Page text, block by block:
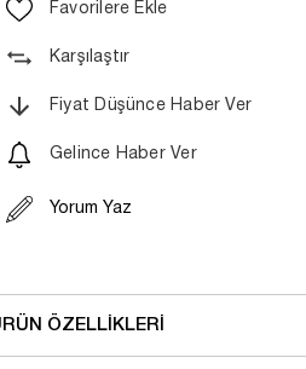
Favorilere Ekle
Karşılaştır
Fiyat Düşünce Haber Ver
Gelince Haber Ver
Yorum Yaz
ÖZELLIKLERI